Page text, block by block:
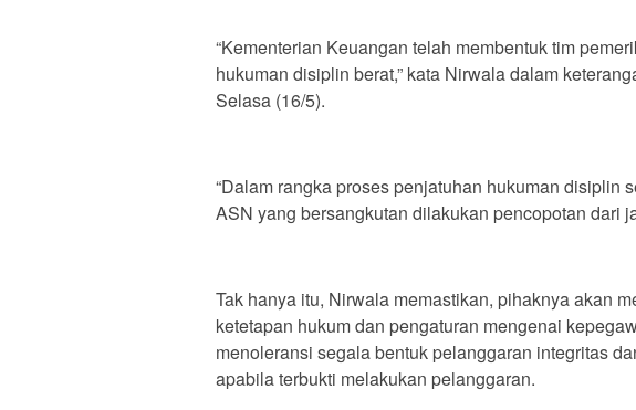
“Kementerian Keuangan telah membentuk tim
hukuman disiplin berat,” kata Nirwala dalam
Selasa (16/5).
“Dalam rangka proses penjatuhan hukuman disiplin
ASN yang bersangkutan dilakukan pencopotan dari
Tak hanya itu, Nirwala memastikan, pihaknya akan
ketetapan hukum dan pengaturan mengenai
menoleransi segala bentuk pelanggaran integritas
apabila terbukti melakukan pelanggaran.